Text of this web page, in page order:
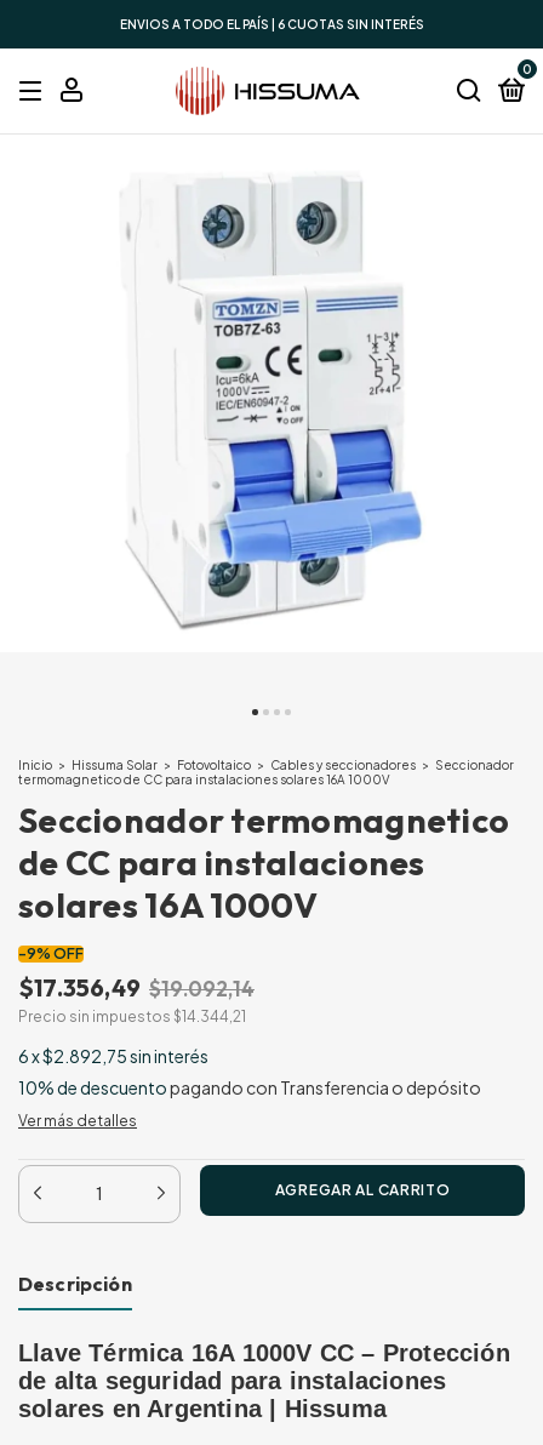
ENVIOS A TODO EL PAÍS | 6 CUOTAS SIN INTERÉS
0
Inicio > Hissuma Solar > Fotovoltaico > Cables y seccionadores > Seccionador
termomagnetico de CC para instalaciones solares 16A 1000V
Seccionador termomagnetico
de CC para instalaciones
solares 16A 1000V
-9% OFF
$17.356,49 $19.092,14
Precio sin impuestos $14.344,21
6x$2.892,75sin interés
10% de descuentopagando con Transferencia o depósito
Ver más detalles
Descripción
Llave Térmica 16A 1000V CC – Protección
de alta seguridad para instalaciones
solares en Argentina | Hissuma